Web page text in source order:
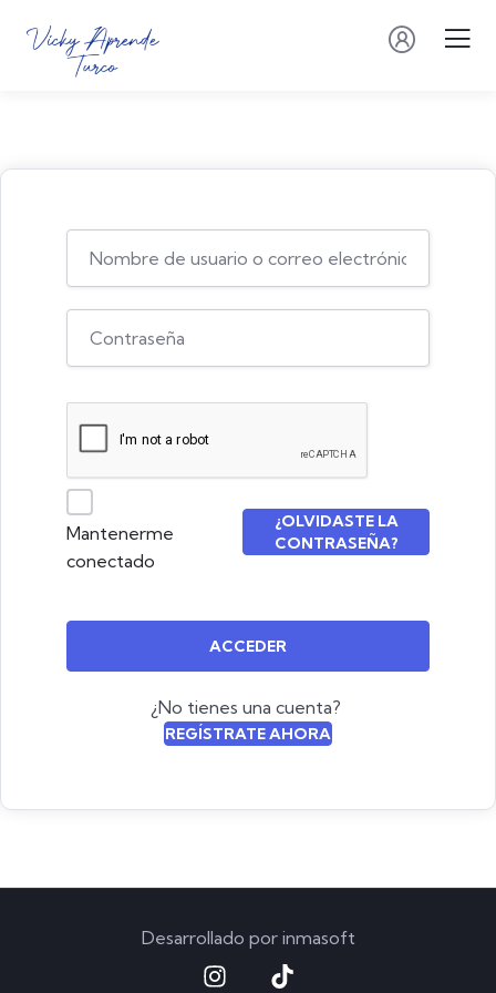
Mantenerme
conectado
¿OLVIDASTE LA
CONTRASEÑA?
ACCEDER
¿No tienes una cuenta?
REGÍSTRATE AHORA
Desarrollado por inmasoft